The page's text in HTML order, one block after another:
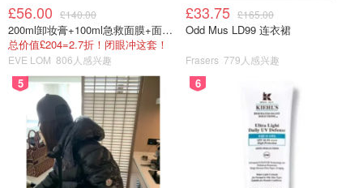
£56.00 £140.00
200ml卸妆膏+100ml急救面膜+面霜+洁颜布
总价值£204=2.7折！闭眼冲这套！
EVE LOM 806人感兴趣
£33.75 £165.00
Odd Mus LD99 连衣裙
Frasers 779人感兴趣
5 6